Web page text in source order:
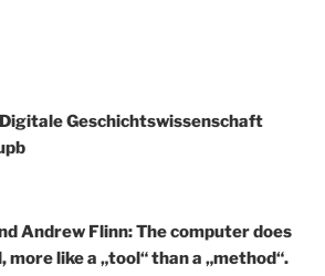
Geschichtswissenschaft
Andrew Flinn: The computer does
like a „tool“ than a „method“.